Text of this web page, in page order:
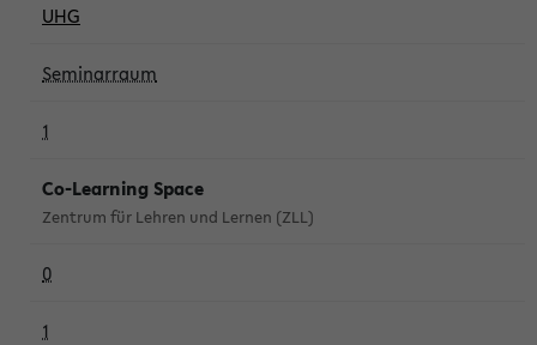
UHG
Seminarraum
1
Co-Learning Space
Zentrum für Lehren und Lernen (ZLL)
0
1